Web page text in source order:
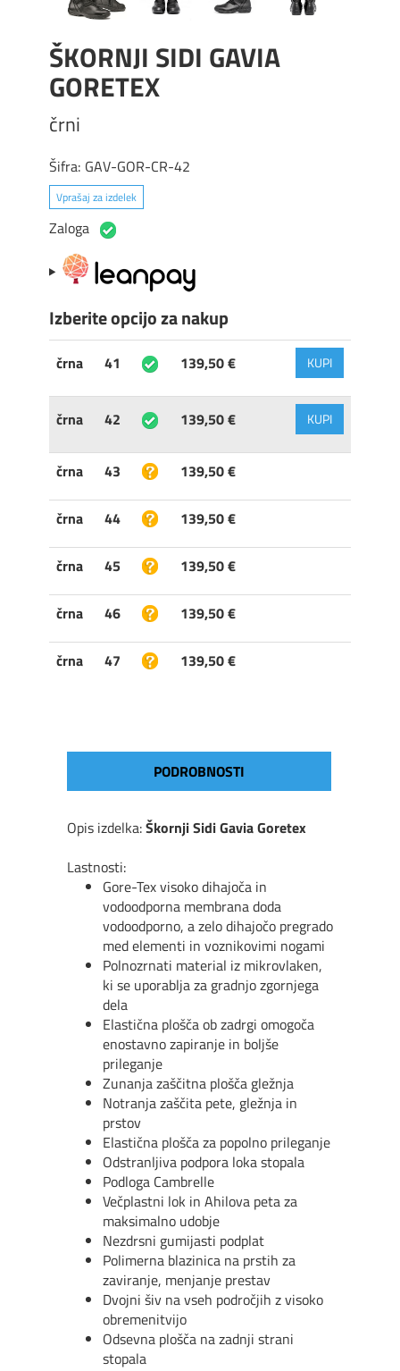
ŠKORNJI SIDI GAVIA
GORETEX
črni
Šifra: GAV-GOR-CR-42
Vprašaj za izdelek
Zaloga
Izberite opcijo za nakup
črna 41 139,50 € KUPI
črna 42 139,50 € KUPI
črna 43 139,50 €
črna 44 139,50 €
črna 45 139,50 €
črna 46 139,50 €
črna 47 139,50 €
PODROBNOSTI
Opis izdelka:Škornji Sidi Gavia Goretex
Lastnosti:
Gore-Tex visoko dihajoča in
vodoodporna membrana doda
vodoodporno, a zelo dihajočo pregrado
med elementi in voznikovimi nogami
Polnozrnati material iz mikrovlaken,
ki se uporablja za gradnjo zgornjega
dela
Elastična plošča ob zadrgi omogoča
enostavno zapiranje in boljše
prileganje
Zunanja zaščitna plošča gležnja
Notranja zaščita pete, gležnja in
prstov
Elastična plošča za popolno prileganje
Odstranljiva podpora loka stopala
Podloga Cambrelle
Večplastni lok in Ahilova peta za
maksimalno udobje
Nezdrsni gumijasti podplat
Polimerna blazinica na prstih za
zaviranje, menjanje prestav
Dvojni šiv na vseh področjih z visoko
obremenitvijo
Odsevna plošča na zadnji strani
stopala